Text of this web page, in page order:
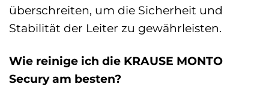
überschreiten, um die Sicherheit und
Stabilität der Leiter zu gewährleisten.
Wie reinige ich die KRAUSE MONTO
Secury am besten?